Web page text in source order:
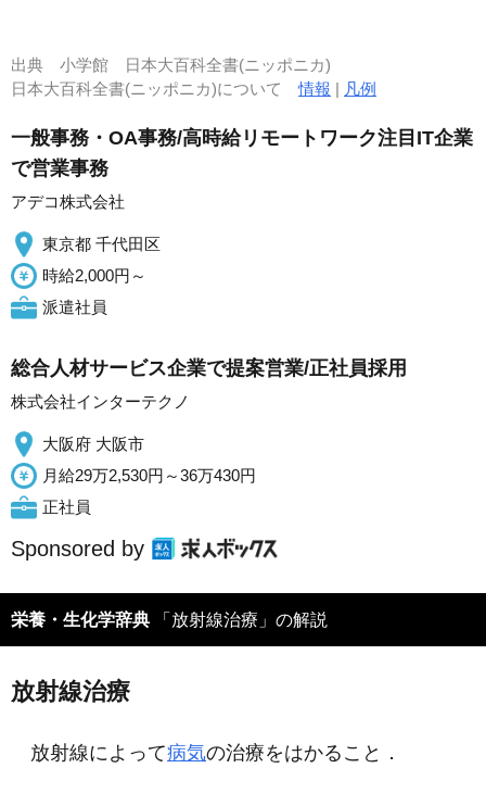
出典 小学館 日本大百科全書(ニッポニカ)
日本大百科全書(ニッポニカ)について情報 | 凡例
一般事務・OA事務/高時給リモートワーク注目IT企業
で営業事務
アデコ株式会社
東京都 千代田区
時給2,000円～
派遣社員
総合人材サービス企業で提案営業/正社員採用
株式会社インターテクノ
大阪府 大阪市
月給29万2,530円～36万430円
正社員
Sponsored by
栄養・生化学辞典 「放射線治療」の解説
放射線治療
放射線によって病気の治療をはかること．